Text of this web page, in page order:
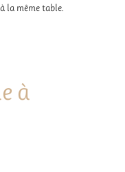
la même table.
à